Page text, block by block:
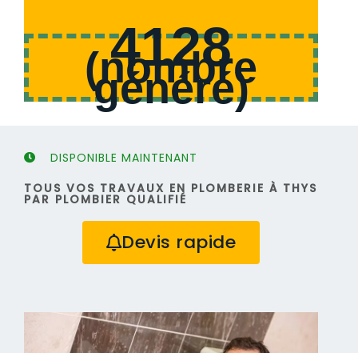
4128
(nombre
généré)
DISPONIBLE MAINTENANT
TOUS VOS TRAVAUX EN PLOMBERIE À THYS
PAR PLOMBIER QUALIFIÉ
Devis rapide